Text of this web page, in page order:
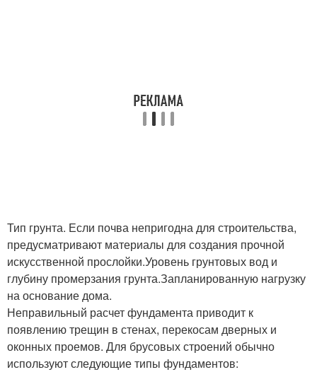
Тип грунта. Если почва непригодна для строительства,
предусматривают материалы для создания прочной
искусственной прослойки.Уровень грунтовых вод и
глубину промерзания грунта.Запланированную нагрузку
на основание дома.
Неправильный расчет фундамента приводит к
появлению трещин в стенах, перекосам дверных и
оконных проемов. Для брусовых строений обычно
используют следующие типы фундаментов: